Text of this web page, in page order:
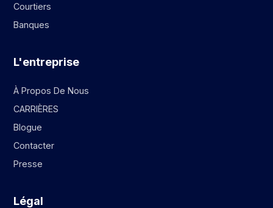
Courtiers
Banques
L'entreprise
À Propos De Nous
CARRIÈRES
Blogue
Contacter
Presse
Légal